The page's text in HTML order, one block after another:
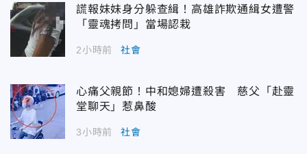
謊報妹妹身分躲查緝！高雄詐欺通緝女遭警
「靈魂拷問」當場認栽
2小時前 社會
心痛父親節！中和媳婦遭殺害 慈父「赴靈
堂聊天」惹鼻酸
3小時前 社會